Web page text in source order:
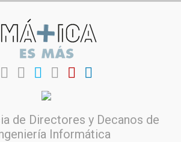
de Directores y Decanos de
Informática